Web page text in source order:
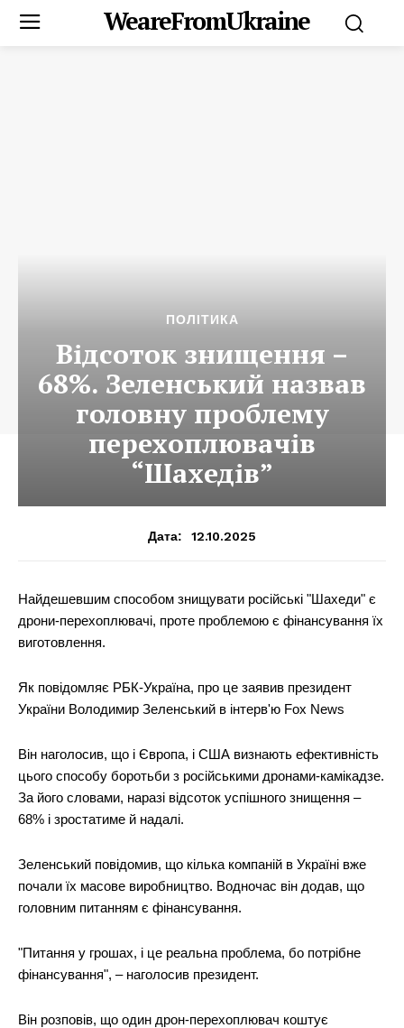
WeareFromUkraine
ПОЛІТИКА
Відсоток знищення –
68%. Зеленський назвав
головну проблему
перехоплювачів
“Шахедів”
Дата: 12.10.2025
Найдешевшим способом знищувати російські "Шахеди" є
дрони-перехоплювачі, проте проблемою є фінансування їх
виготовлення.
Як повідомляє РБК-Україна, про це заявив президент
України Володимир Зеленський в інтерв'ю Fox News
Він наголосив, що і Європа, і США визнають ефективність
цього способу боротьби з російськими дронами-камікадзе.
За його словами, наразі відсоток успішного знищення –
68% і зростатиме й надалі.
Зеленський повідомив, що кілька компаній в Україні вже
почали їх масове виробництво. Водночас він додав, що
головним питанням є фінансування.
"Питання у грошах, і це реальна проблема, бо потрібне
фінансування", – наголосив президент.
Він розповів, що один дрон-перехоплювач коштує